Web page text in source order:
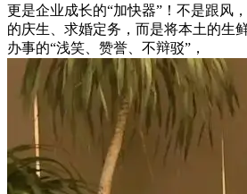
更是企业成长的“加快器”！不是跟风
的庆生、求婚定务，而是将本土的生
办事的“浅笑、赞誉、不辩驳”，